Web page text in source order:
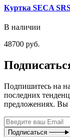
Куртка SECA
В наличии
48700 руб.
Подпишитесь на
последних
предложениях. Вы
Подписаться